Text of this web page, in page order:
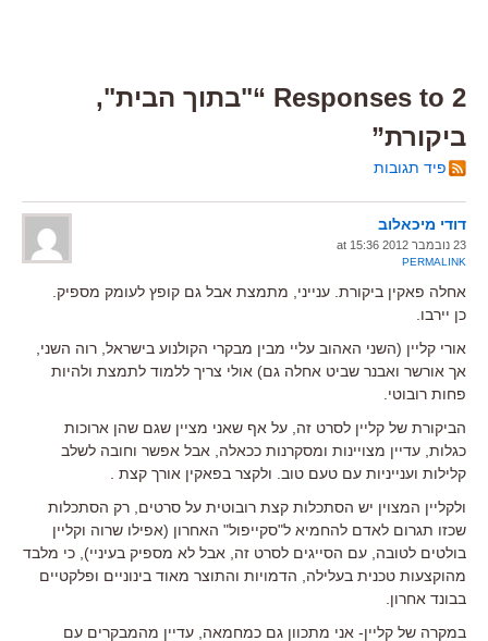
2 Responses to “"בתוך הבית",
ביקורת”
פיד תגובות
דודי מיכאלוב
23 נובמבר 2012 at 15:36
PERMALINK
אחלה פאקין ביקורת. ענייני, מתמצת אבל גם קופץ לעומק מספיק.
כן יירבו.
אורי קליין (השני האהוב עליי מבין מבקרי הקולנוע בישראל, רוה השני,
אך אורשר ואבנר שביט אחלה גם) אולי צריך ללמוד לתמצת ולהיות
פחות רובוטי.
הביקורת של קליין לסרט זה, על אף שאני מציין שגם שהן ארוכות
כגלות, עדיין מצויינות ומסקרנות ככאלה, אבל אפשר וחובה לשלב
קלילות וענייניות עם טעם טוב. ולקצר בפאקין אורך קצת .
ולקליין המצוין יש הסתכלות קצת רובוטית על סרטים, רק הסתכלות
שכזו תגרום לאדם להחמיא ל"סקייפול" האחרון (אפילו שרוה וקליין
בולטים לטובה, עם הסייגים לסרט זה, אבל לא מספיק בעיניי), כי מלבד
מהוקצעות טכנית בעלילה, הדמויות והתוצר מאוד בינוניים ופלקטיים
בבונד אחרון.
במקרה של קליין- אני מתכוון גם כמחמאה, עדיין מהמבקרים עם